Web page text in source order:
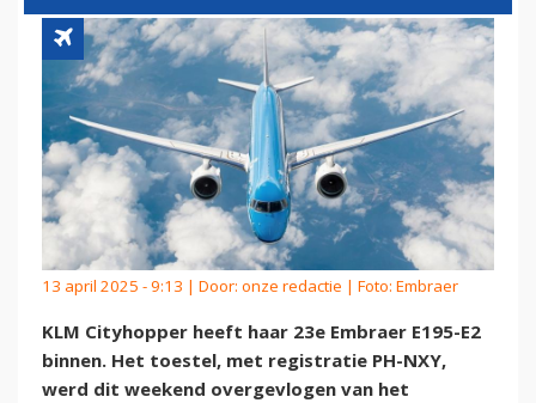
13 april 2025 - 9:13 | Door: onze redactie | Foto: Embraer
KLM Cityhopper heeft haar 23e Embraer E195-E2
binnen. Het toestel, met registratie PH-NXY,
werd dit weekend overgevlogen van het